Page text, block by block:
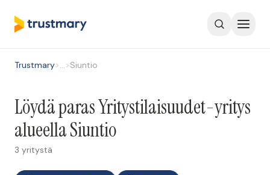
Trustmary>…>Siuntio
Löydä paras Yritystilaisuudet-yritys
alueella Siuntio
3 yritystä